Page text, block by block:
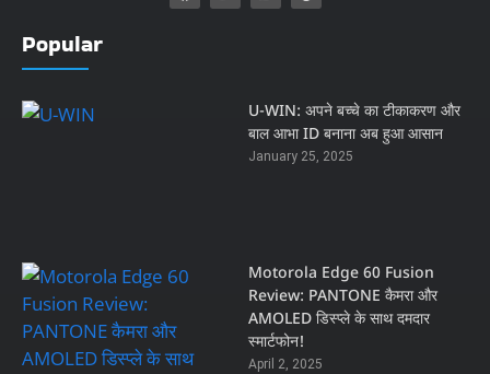
Popular
U-WIN: अपने बच्चे का टीकाकरण और
बाल आभा ID बनाना अब हुआ आसान
January 25, 2025
Motorola Edge 60 Fusion
Review: PANTONE कैमरा और
AMOLED डिस्प्ले के साथ दमदार
स्मार्टफोन!
April 2, 2025